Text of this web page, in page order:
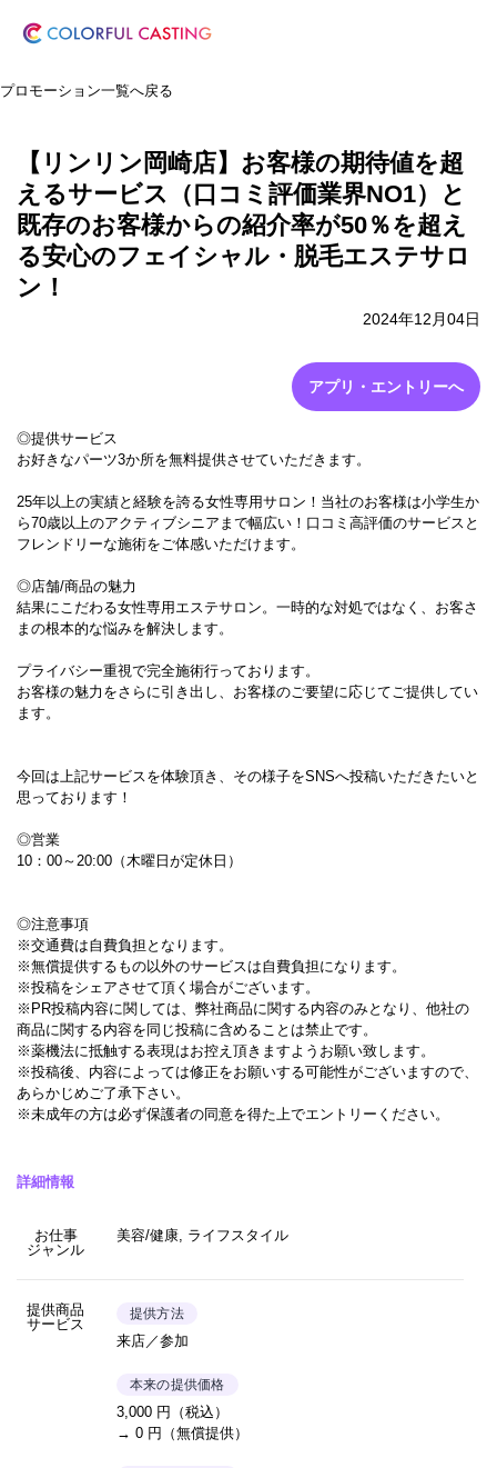
プロモーション一覧へ戻る
【リンリン岡崎店】お客様の期待値を超
えるサービス（口コミ評価業界NO1）と
既存のお客様からの紹介率が50％を超え
る安心のフェイシャル・脱毛エステサロ
ン！
2024年12月04日
アプリ・エントリーへ
◎提供サービス
お好きなパーツ3か所を無料提供させていただきます。
25年以上の実績と経験を誇る女性専用サロン！当社のお客様は小学生か
ら70歳以上のアクティブシニアまで幅広い！口コミ高評価のサービスと
フレンドリーな施術をご体感いただけます。
◎店舗/商品の魅力
結果にこだわる女性専用エステサロン。一時的な対処ではなく、お客さ
まの根本的な悩みを解決します。
プライバシー重視で完全施術行っております。
お客様の魅力をさらに引き出し、お客様のご要望に応じてご提供してい
ます。
今回は上記サービスを体験頂き、その様子をSNSへ投稿いただきたいと
思っております！
◎営業
10：00～20:00（木曜日が定休日）
◎注意事項
※交通費は自費負担となります。
※無償提供するもの以外のサービスは自費負担になります。
※投稿をシェアさせて頂く場合がございます。
※PR投稿内容に関しては、弊社商品に関する内容のみとなり、他社の
商品に関する内容を同じ投稿に含めることは禁止です。
※薬機法に抵触する表現はお控え頂きますようお願い致します。
※投稿後、内容によっては修正をお願いする可能性がございますので、
あらかじめご了承下さい。
※未成年の方は必ず保護者の同意を得た上でエントリーください。
詳細情報
お仕事
ジャンル
美容/健康, ライフスタイル
提供商品
サービス
提供方法
来店／参加
本来の提供価格
3,000 円（税込）
→ 0 円（無償提供）